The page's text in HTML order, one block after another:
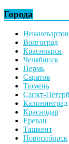
Города
Волгоград
Красноярск
Челябинск
Пермь
Саратов
Тюмень
Санкт-
Калининград
Краснодар
Ереван
Ташкент
Новосибирск